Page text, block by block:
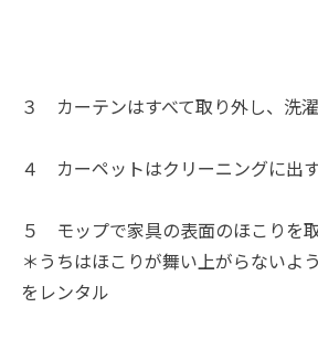
３ カーテンはすべて取り外し、洗濯
４ カーペットはクリーニングに出
５ モップで家具の表面のほこりを
＊うちはほこりが舞い上がらないよ
をレンタル